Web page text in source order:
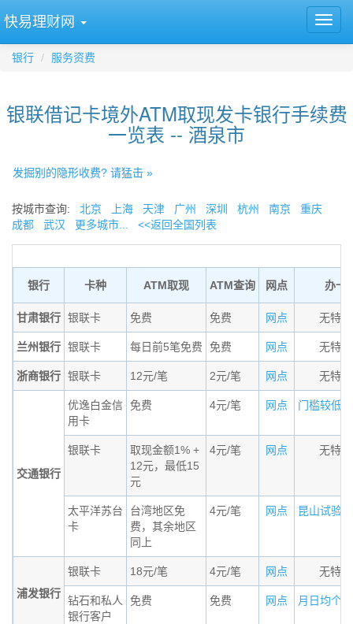
快易理财网
银行 服务资费
银联借记卡境外ATM取现发卡银行手续费
一览表 -- 酒泉市
发掘别的隐形收费? 请猛击 »
按城市查询: 北京 上海 天津 广州 深圳 杭州 南京
重庆
成都
武汉 更多城市... <<返回全国列表
银行 卡种 ATM取现 ATM查询 网点 办卡
甘肃银行 银联卡 免费 免费 网点 无特
兰州银行 银联卡 每日前5笔免费 免费 网点 无特
浙商银行 银联卡 12元/笔 2元/笔 网点 无特
交通银行
优逸白金信
用卡
免费 4元/笔 网点 门槛较低
银联卡
取现金额1% +
12元，最低15
元
4元/笔 网点 无特
太平洋苏台
卡
台湾地区免
费，其余地区
同上
4元/笔 网点 昆山试验
浦发银行
银联卡 18元/笔 4元/笔 网点 无特
钻石和私人
银行客户
免费 免费 网点 月日均个